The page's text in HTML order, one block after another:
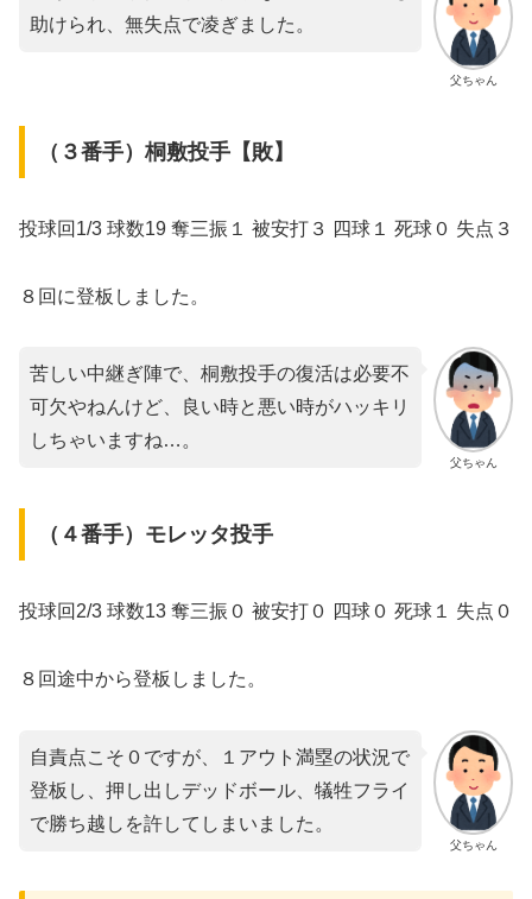
父ちゃん
助けられ、無失点で凌ぎました。
（３番手）桐敷投手【敗】
投球回1/3 球数19 奪三振１ 被安打３ 四球１ 死球０ 失点３
８回に登板しました。
父ちゃん
苦しい中継ぎ陣で、桐敷投手の復活は必要不
可欠やねんけど、良い時と悪い時がハッキリ
しちゃいますね…。
（４番手）モレッタ投手
投球回2/3 球数13 奪三振０ 被安打０ 四球０ 死球１ 失点０
８回途中から登板しました。
父ちゃん
自責点こそ０ですが、１アウト満塁の状況で
登板し、押し出しデッドボール、犠牲フライ
で勝ち越しを許してしまいました。